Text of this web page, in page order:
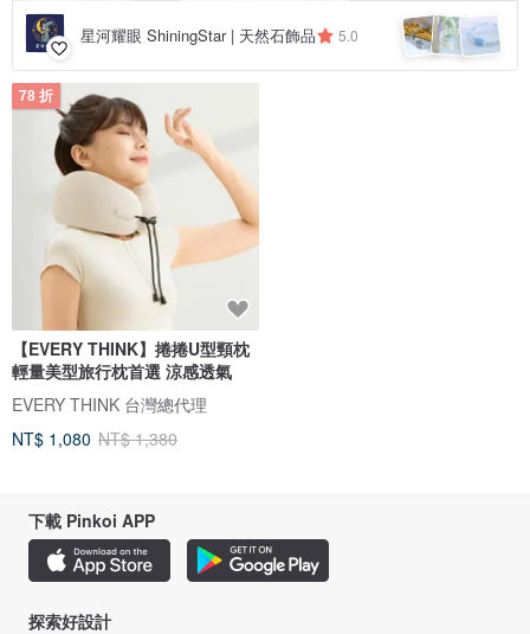
星河耀眼 ShiningStar | 天然石飾品 5.0
78 折
【EVERY THINK】捲捲U型頸枕
輕量美型旅行枕首選 涼感透氣
EVERY THINK 台灣總代理
NT$ 1,080 NT$ 1,380
下載 Pinkoi APP
探索好設計